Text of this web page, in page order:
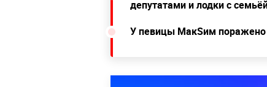
депутатами и лодки с
У певицы МакSим поражено